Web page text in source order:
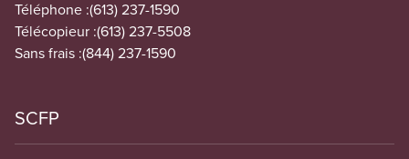
Téléphone :(613) 237-1590
Télécopieur :(613) 237-5508
Sans frais :(844) 237-1590
SCFP